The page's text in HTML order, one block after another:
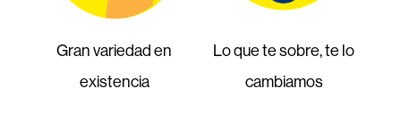
Gran variedad en
existencia
Lo que te sobre, te lo
cambiamos